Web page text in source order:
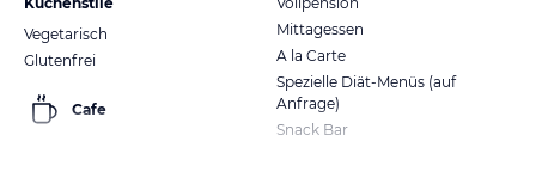
Vegetarisch
Glutenfrei
Cafe
Mittagessen
A la Carte
Spezielle Diät-Menüs (auf
Anfrage)
Snack Bar